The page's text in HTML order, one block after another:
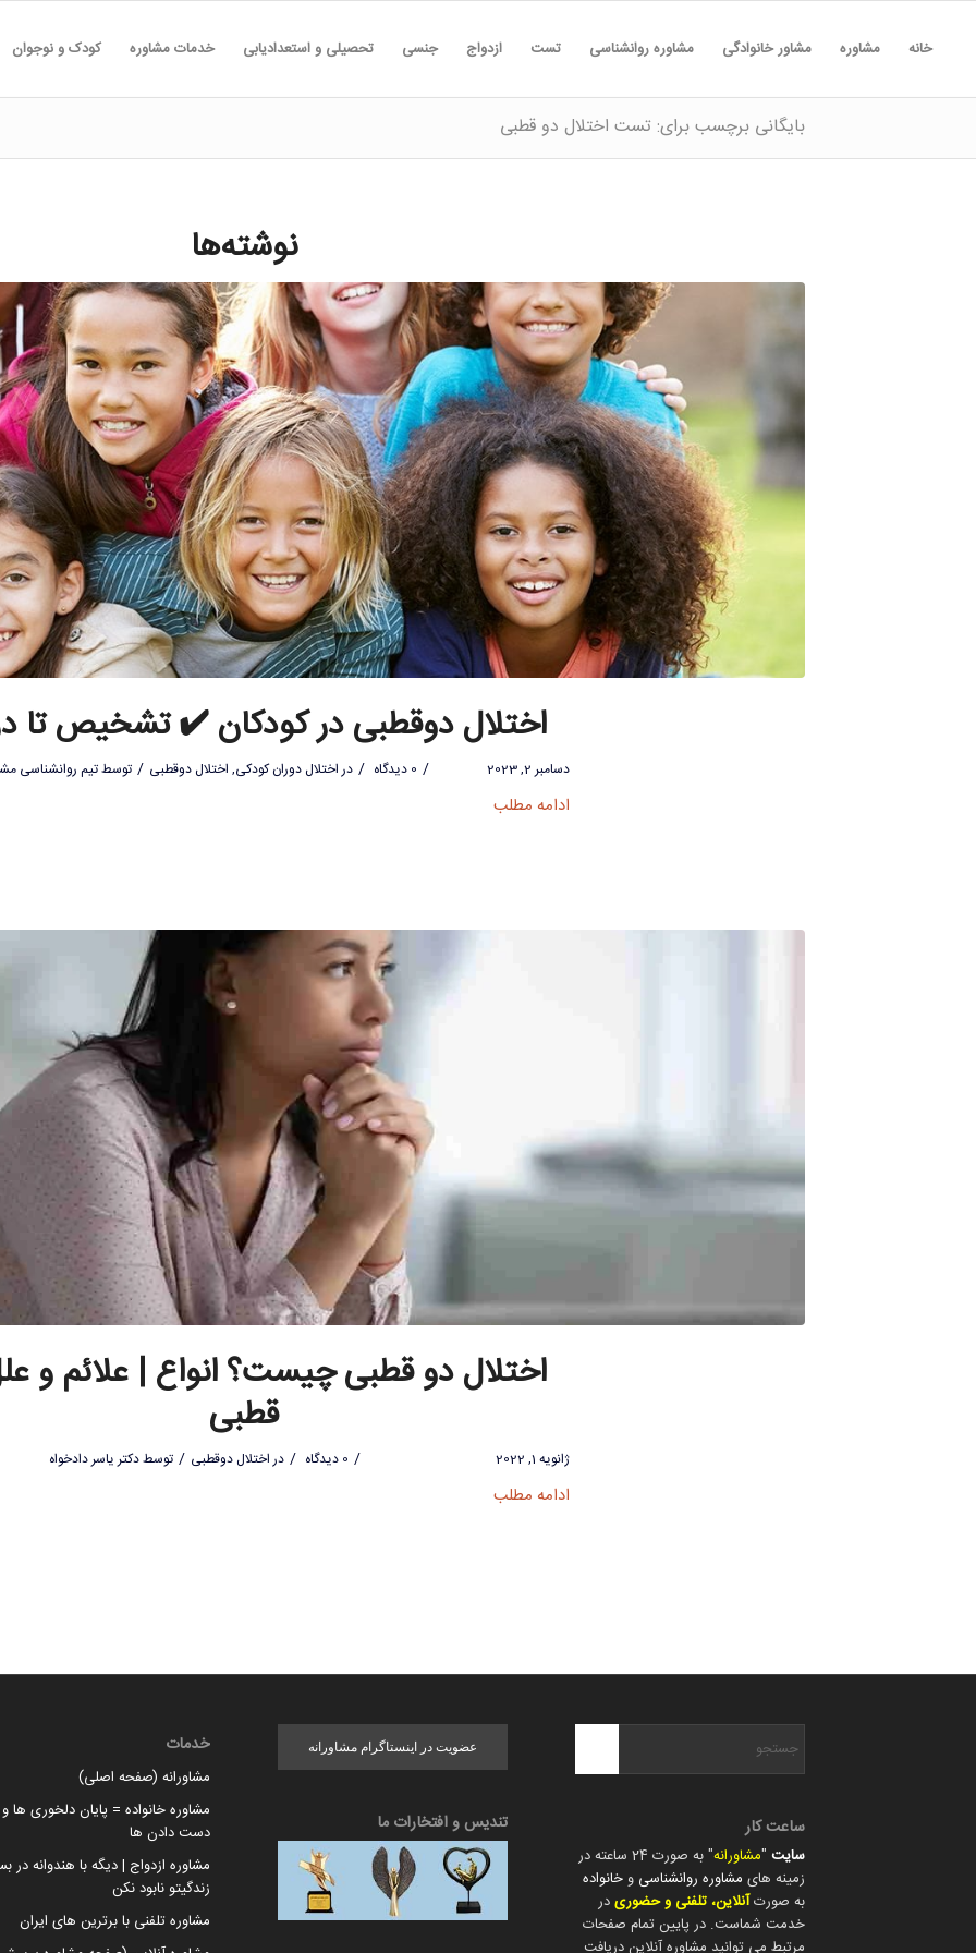
خانه مشاوره مشاور خانوادگی مشاوره روانشناسی تست ازدواج جنسی تحصیلی و استعدادیابی خدمات مشاوره کودک و نوجوان
بایگانی برچسب برای: تست اختلال دو قطبی
نوشته‌ها
اختلال دوقطبی در کودکان ✔️ تشخیص تا
دسامبر 2, 2023 / 0 دیدگاه / دراختلال دوران کودکی, اختلال دوقطبی / توسطتیم روانشناسی
ادامه مطلب
اختلال دو قطبی چیست؟ انواع | علائم و
قطبی
ژانویه 1, 2022 / 0 دیدگاه / دراختلال دوقطبی / توسطدکتر یاسر دادخواه
ادامه مطلب
ساعت کار
سایت "مشاورانه
" به صورت 24 ساعته در
زمینه های مشاوره روانشناسی و خانواده
به صورتآنلاین، تلفنی و حضوریدر
خدمت شماست. در پایین تمام صفحات
مرتبط می توانید مشاوره آنلاین دریافت
عضویت در اینستاگرام مشاورانه
تندیس و افتخارات ما
خدمات
مشاورانه (صفحه اصلی)
مشاوره خانواده = پایان دلخوری ها و
دست دادن ها
مشاوره ازدواج | دیگه با هندوانه در
زندگیتو نابود نکن
مشاوره تلفنی با برترین های ایران